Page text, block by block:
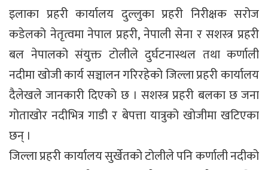
इलाका प्रहरी कार्यालय दुल्लुका प्रहरी निरीक्षक सरोज
कडेलको नेतृत्वमा नेपाल प्रहरी, नेपाली सेना र सशस्त्र प्रहरी
बल नेपालको संयुक्त टोलीले दुर्घटनास्थल तथा कर्णाली
नदीमा खोजी कार्य सञ्चालन गरिरहेको जिल्ला प्रहरी कार्यालय
दैलेखले जानकारी दिएको छ । सशस्त्र प्रहरी बलका छ जना
गोताखोर नदीभित्र गाडी र बेपत्ता यात्रुको खोजीमा खटिएका
छन् ।
जिल्ला प्रहरी कार्यालय सुर्खेतको टोलीले पनि कर्णाली नदीको